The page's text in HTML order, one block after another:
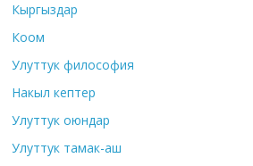
Кыргыздар
Коом
Улуттук философия
Накыл кептер
Улуттук оюндар
Улуттук тамак-аш